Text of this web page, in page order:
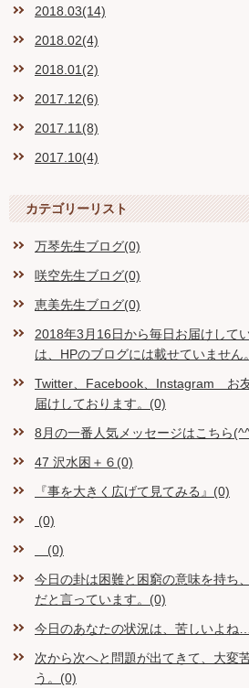
2018.03(14)
2018.02(4)
2018.01(2)
2017.12(6)
2017.11(8)
2017.10(4)
カテゴリーリスト
万琴先生ブログ(0)
咲空先生ブログ(0)
恵美先生ブログ(0)
2018年3月16日から毎日お届けして
は、HPのブログには載せていません
Twitter、Facebook、Instagram お
届けしております。(0)
8月の一番人気メッセージはこちら
47 沢水困＋６(0)
『事を大きく広げて見てみる』(0)
(0)
(0)
今日の卦は困難と困窮の意味を持ち
だと言っています。(0)
今日のあなたの状況は、苦しいよ
次から次へと問題が出てきて、大変
う。(0)